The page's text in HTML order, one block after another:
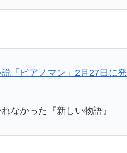
「ピアノマン」2月27日に発
なかった『新しい物語』